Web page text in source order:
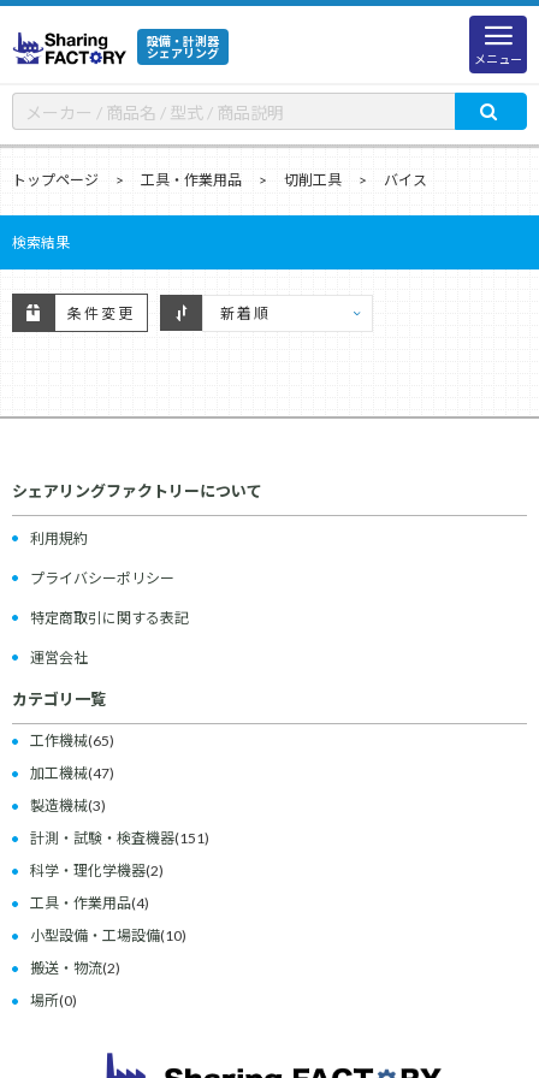
設備・計測器
シェアリング
メニュー
トップページ 工具・作業用品 切削工具 バイス
検索結果
条件変更
シェアリングファクトリーについて
利用規約
プライバシーポリシー
特定商取引に関する表記
運営会社
カテゴリ一覧
工作機械(65)
加工機械(47)
製造機械(3)
計測・試験・検査機器(151)
科学・理化学機器(2)
工具・作業用品(4)
小型設備・工場設備(10)
搬送・物流(2)
場所(0)